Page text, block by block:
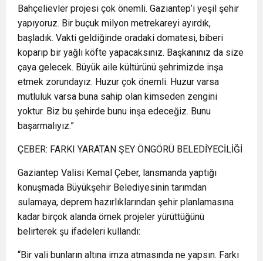
Bahçelievler projesi çok önemli. Gaziantep’i yeşil şehir
yapıyoruz. Bir buçuk milyon metrekareyi ayırdık,
başladık. Vakti geldiğinde oradaki domatesi, biberi
koparıp bir yağlı köfte yapacaksınız. Başkanınız da size
çaya gelecek. Büyük aile kültürünü şehrimizde inşa
etmek zorundayız. Huzur çok önemli. Huzur varsa
mutluluk varsa buna sahip olan kimseden zengini
yoktur. Biz bu şehirde bunu inşa edeceğiz. Bunu
başarmalıyız.”
ÇEBER: FARKI YARATAN ŞEY ÖNGÖRÜ BELEDİYECİLİĞİ
Gaziantep Valisi Kemal Çeber, lansmanda yaptığı
konuşmada Büyükşehir Belediyesinin tarımdan
sulamaya, deprem hazırlıklarından şehir planlamasına
kadar birçok alanda örnek projeler yürüttüğünü
belirterek şu ifadeleri kullandı:
“Bir vali bunların altına imza atmasında ne yapsın. Farkı